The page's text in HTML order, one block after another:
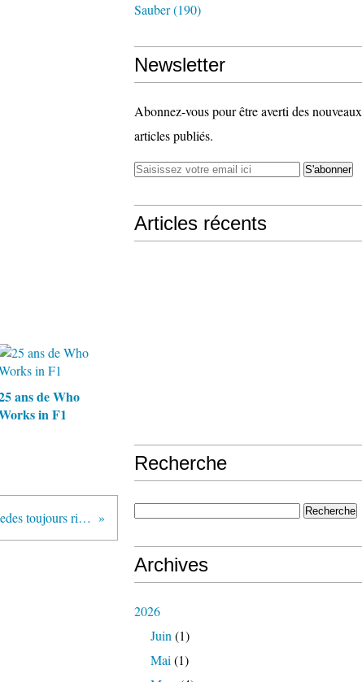
ans de Who
in F1
Renault et Mercedes toujours rivaux en F1
Sauber(190)
Newsletter
Abonnez-vous pour être averti des nouveaux
articles publiés.
Articles récents
Recherche
Archives
2026
Juin (1)
Mai (1)